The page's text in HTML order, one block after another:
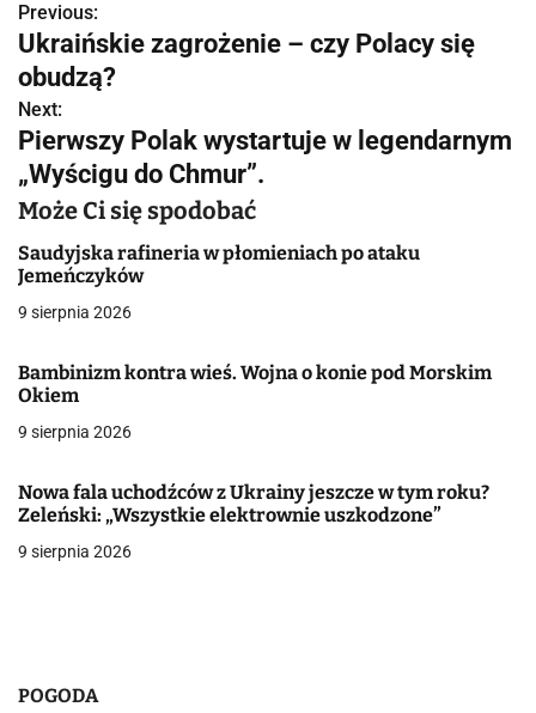
N
a
w
i
g
a
c
a
w
i
s
Previous:
Ukraińskie zagrożenie – czy Polacy się
obudzą?
Next:
Pierwszy Polak wystartuje w legendarnym
„Wyścigu do Chmur”.
Może Ci się spodobać
Saudyjska rafineria w płomieniach po ataku
Jemeńczyków
9 sierpnia 2026
Bambinizm kontra wieś. Wojna o konie pod Morskim
Okiem
9 sierpnia 2026
Nowa fala uchodźców z Ukrainy jeszcze w tym roku?
Zeleński: „Wszystkie elektrownie uszkodzone”
9 sierpnia 2026
POGODA